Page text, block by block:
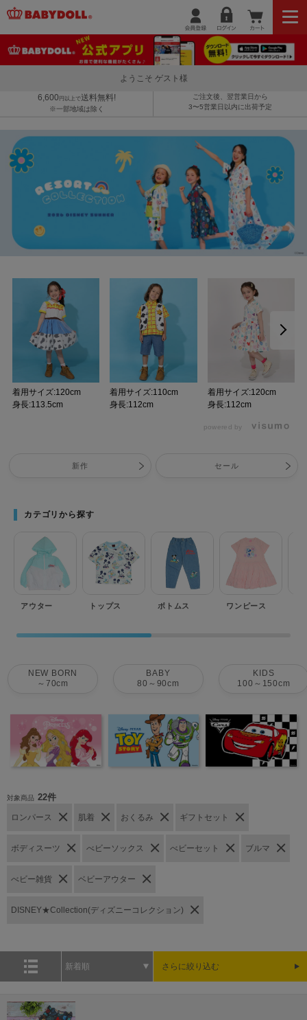
ようこそ ゲスト様
6,600 円以上で送料無料!
※一部地域は除く
ご注文後、翌営業日から
3〜5営業日以内に出荷予定
着用サイズ:120cm
身長:113.5cm
着用サイズ:110cm
身長:112cm
着用サイズ:120cm
身長:112cm
powered by
新作 セール
カテゴリから探す
アウター トップス ボトムス ワンピース
NEW BORN
～70cm
BABY
80～90cm
KIDS
100～150cm
対象商品 22件
ロンパース 肌着 おくるみ ギフトセット
ボディスーツ べビーソックス べビーセット ブルマ
べビー雑貨 ベビーアウター
DISNEY★Collection(ディズニーコレクション)
新着順 さらに絞り込む